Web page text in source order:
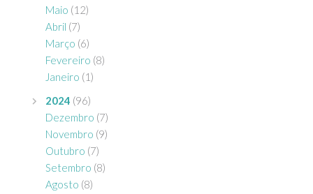
Maio (12)
Abril (7)
Março (6)
Fevereiro (8)
Janeiro (1)
2024 (96)
Dezembro (7)
Novembro (9)
Outubro (7)
Setembro (8)
Agosto (8)